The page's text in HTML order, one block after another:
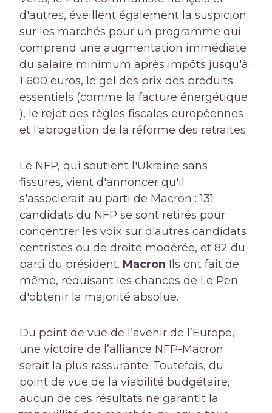
d'autres, éveillent également la suspicion
sur les marchés pour un programme qui
comprend une augmentation immédiate
du salaire minimum après impôts jusqu'à
1 600 euros, le gel des prix des produits
essentiels (comme la facture énergétique
), le rejet des règles fiscales européennes
et l'abrogation de la réforme des retraites.
Le NFP, qui soutient l'Ukraine sans
fissures, vient d'annoncer qu'il
s'associerait au parti de Macron : 131
candidats du NFP se sont retirés pour
concentrer les voix sur d'autres candidats
centristes ou de droite modérée, et 82 du
parti du président. Macron Ils ont fait de
même, réduisant les chances de Le Pen
d'obtenir la majorité absolue.
Du point de vue de l’avenir de l’Europe,
une victoire de l’alliance NFP-Macron
serait la plus rassurante. Toutefois, du
point de vue de la viabilité budgétaire,
aucun de ces résultats ne garantit la